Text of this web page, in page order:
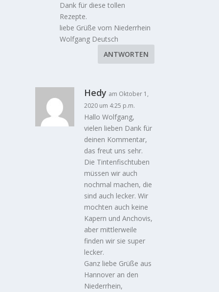
Dank für diese tollen
Rezepte.
liebe Grüße vom Niederrhein
Wolfgang Deutsch
ANTWORTEN
Hedy am Oktober 1,
2020 um 4:25 p.m.
Hallo Wolfgang,
vielen lieben Dank für
deinen Kommentar,
das freut uns sehr.
Die Tintenfischtuben
müssen wir auch
nochmal machen, die
sind auch lecker. Wir
mochten auch keine
Kapern und Anchovis,
aber mittlerweile
finden wir sie super
lecker.
Ganz liebe Grüße aus
Hannover an den
Niederrhein,